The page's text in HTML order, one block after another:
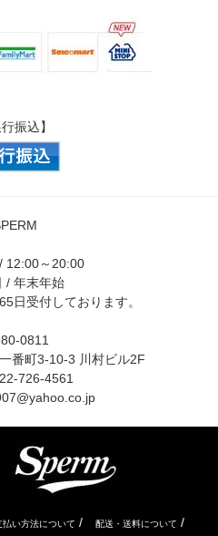
行振込】
12:00～20:00
/ 年末年始
日受付しております。
0811
番町3-10-3 川村ビル2F
726-4561
払い方法について / 配送・送料について /